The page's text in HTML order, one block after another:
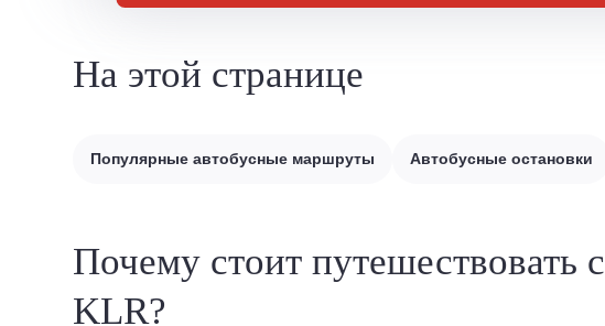
На этой странице
Популярные автобусные маршруты Автобусные остановки
Почему стоит путешествовать с
KLR?